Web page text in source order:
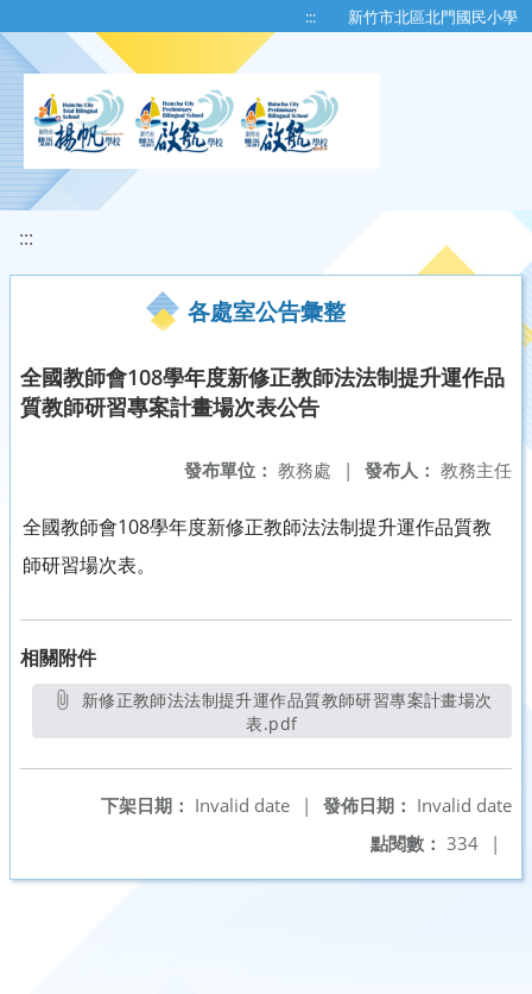
::: 新竹市北區北門國民小學
:::
各處室公告彙整
全國教師會108學年度新修正教師法法制提升運作品
質教師研習專案計畫場次表公告
發布人： 教務主任
發布單位： 教務處 |
全國教師會108學年度新修正教師法法制提升運作品質教
師研習場次表。
相關附件
表.pdf另開新視窗
發佈日期： Invalid date
下架日期： Invalid date
|
點閱數： 334 |